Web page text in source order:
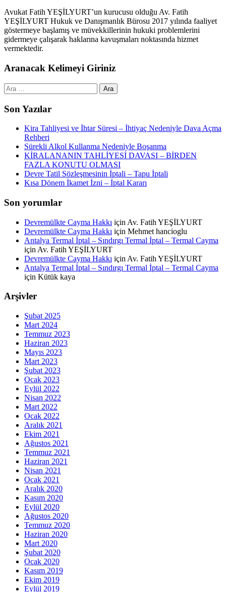
Avukat Fatih YEŞİLYURT’un kurucusu olduğu Av. Fatih
YEŞİLYURT Hukuk ve Danışmanlık Bürosu 2017 yılında faaliyet
göstermeye başlamış ve müvekkillerinin hukuki problemlerini
gidermeye çalışarak haklarına kavuşmaları noktasında hizmet
vermektedir.
Aranacak Kelimeyi Giriniz
Arama:
Son Yazılar
Kira Tahliyesi ve İhtar Süresi – İhtiyaç Nedeniyle Dava Açma
Rehberi
Sürekli Alkol Kullanma Nedeniyle Boşanma
KİRALANANIN TAHLİYESİ DAVASI – BİRDEN
FAZLA KONUTU OLMASI
Devre Tatil Sözleşmesinin İptali – Tapu İptali
Kısa Dönem İkamet İzni – İptal Kararı
Son yorumlar
Devremülkte Cayma Hakkı için Av. Fatih YEŞİLYURT
Devremülkte Cayma Hakkı için Mehmet hancioglu
Antalya Termal İptal – Sındırgı Termal İptal – Termal Cayma
için Av. Fatih YEŞİLYURT
Devremülkte Cayma Hakkı için Av. Fatih YEŞİLYURT
Antalya Termal İptal – Sındırgı Termal İptal – Termal Cayma
için Kütük kaya
Arşivler
Şubat 2025
Mart 2024
Temmuz 2023
Haziran 2023
Mayıs 2023
Mart 2023
Şubat 2023
Ocak 2023
Eylül 2022
Nisan 2022
Mart 2022
Ocak 2022
Aralık 2021
Ekim 2021
Ağustos 2021
Temmuz 2021
Haziran 2021
Nisan 2021
Ocak 2021
Aralık 2020
Kasım 2020
Eylül 2020
Ağustos 2020
Temmuz 2020
Haziran 2020
Mart 2020
Şubat 2020
Ocak 2020
Kasım 2019
Ekim 2019
Eylül 2019